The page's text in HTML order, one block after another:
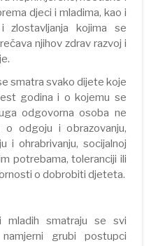
djeci i mladima, kao i
zlostavljanja kojima se
njihov zdrav razvoj i
smatra svako dijete koje
godina i o kojemu se
odgovorna osoba ne
o odgoju i obrazovanju,
i ohrabrivanju, socijalnoj
potrebama, toleranciji ili
o dobrobiti djeteta.
mladih smatraju se svi
grubi postupci